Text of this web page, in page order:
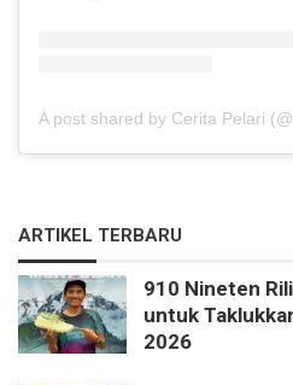
A post shared by Cerita Pelari
ARTIKEL TERBARU
910 Nineten
untuk
2026